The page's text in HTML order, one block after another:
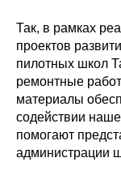
Так, в рамках
проектов
пилотных школ
ремонтные
материалы
содействии
помогают
администрации